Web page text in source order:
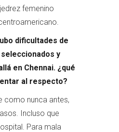
femenino
dificultades de
y
en Chennai. ¿qué
al respecto?
como nunca antes,
Incluso que
Para mala